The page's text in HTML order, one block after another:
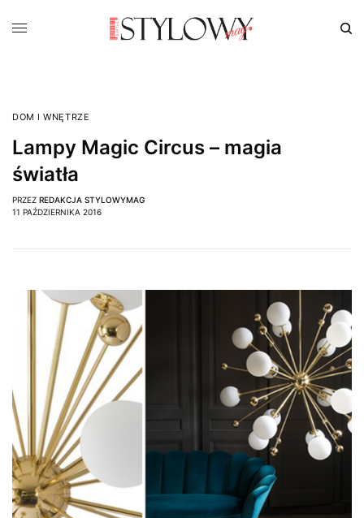
DOM I WNĘTRZE
Lampy Magic Circus – magia
światła
PRZEZ REDAKCJA STYLOWYMAG
11 PAŹDZIERNIKA 2016